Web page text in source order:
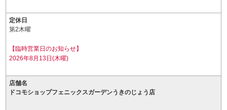
定休日
第2木曜
【臨時営業日のお知らせ】
2026年8月13日(木曜)
店舗名
ドコモショップフェニックスガーデンうきのじょう店